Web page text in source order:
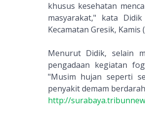
khusus kesehatan
masyarakat," kata
Kecamatan Gresik, Kamis
Menurut Didik, selain
pengadaan kegiatan
"Musim hujan seperti
penyakit demam
http://